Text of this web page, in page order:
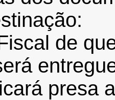
de
presa